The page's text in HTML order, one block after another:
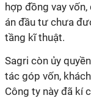
hợp đồng vay
án đầu tư chưa
tầng kĩ thuật.
Sagri còn ủy
tác góp vốn,
Công ty này đã kí